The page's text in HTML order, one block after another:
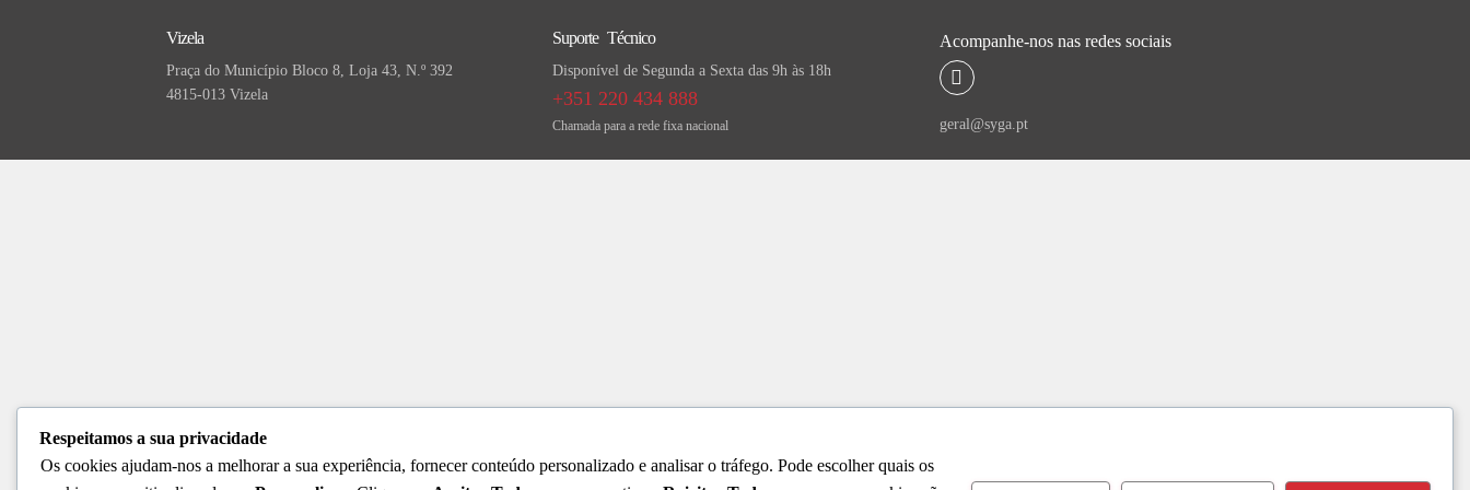
Vizela
Praça do Município Bloco 8, Loja 43, N.º 392
4815-013 Vizela
Suporte Técnico
Disponível de Segunda a Sexta das 9h às 18h
+351 220 434 888
Chamada para a rede fixa nacional
Acompanhe-nos nas redes sociais
geral@syga.pt
Respeitamos a sua privacidade
Os cookies ajudam-nos a melhorar a sua experiência, fornecer conteúdo personalizado e analisar o tráfego. Pode escolher quais os